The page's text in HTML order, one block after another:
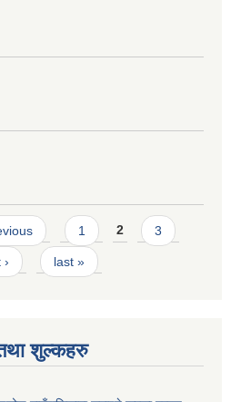
1 2 3
last »
शुल्कहरु